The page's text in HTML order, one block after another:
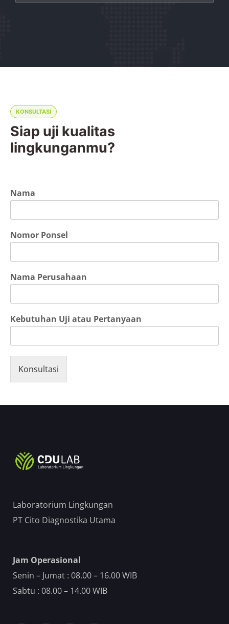
KONSULTASI
Siap uji kualitas
lingkunganmu?
Nama
Nomor Ponsel
Nama Perusahaan
Kebutuhan Uji atau Pertanyaan
Konsultasi
Laboratorium Lingkungan
PT Cito Diagnostika Utama
Jam Operasional
Senin – Jumat : 08.00 – 16.00 WIB
Sabtu : 08.00 – 14.00 WIB